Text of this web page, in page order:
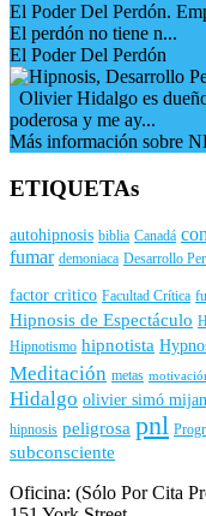
El Poder Del Perdón.
El perdón no tiene n...
El Poder Del Perdón
Olivier Hidalgo es
poderosa y me ay...
Más información sobre
ETIQUETAs
autohipnosis biblia Canadá
fumar demoniaca Desarrollo
factor critico Facultad Crítica
Hipnosis de Espectáculo
Hipnotismo hipnotista
Meditación metas
Hidalgo olivier simó
hipnosis peligrosa pnl
subconsciente
Oficina: (Sólo Por Cita